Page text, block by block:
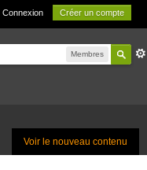
Connexion Créer un compte
Membres
Voir le nouveau contenu